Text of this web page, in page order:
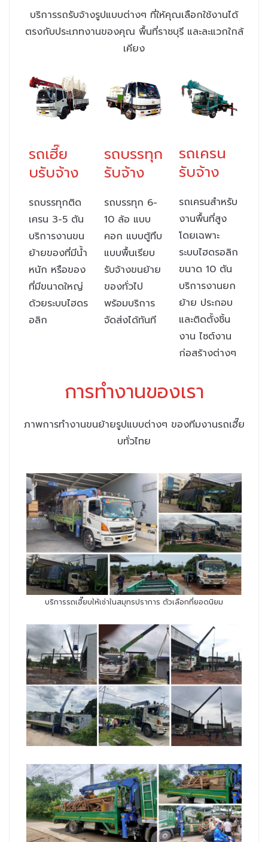
บริการรถรับจ้างรูปแบบต่างๆ ที่ให้คุณเลือกใช้งานได้
ตรงกับประเภทงานของคุณ พื้นที่ราชบุรี และละแวกใกล้
เคียง
รถเฮี๊ย
บรับจ้าง
รถบรรทุกติด
เครน 3-5 ตัน
บริการงานขน
ย้ายของที่มีน้ำ
หนัก หรือของ
ที่มีขนาดใหญ่
ด้วยระบบไฮดร
อลิก
รถบรรทุก
รับจ้าง
รถบรรทุก 6-
10 ล้อ แบบ
คอก แบบตู้ทึบ
แบบพื้นเรียบ
รับจ้างขนย้าย
ของทั่วไป
พร้อมบริการ
จัดส่งได้ทันที
รถเครน
รับจ้าง
รถเครนสำหรับ
งานพื้นที่สูง
โดยเฉพาะ
ระบบไฮดรอลิก
ขนาด 10 ตัน
บริการงานยก
ย้าย ประกอบ
และติดตั้งชิ้น
งาน ไซต์งาน
ก่อสร้างต่างๆ
การทำงานของเรา
ภาพการทำงานขนย้ายรูปแบบต่างๆ ของทีมงานรถเฮี๊ย
บทั่วไทย
บริการรถเฮี๊ยบให้เช่าในสมุทรปราการ ตัวเลือกที่ยอดนิยม